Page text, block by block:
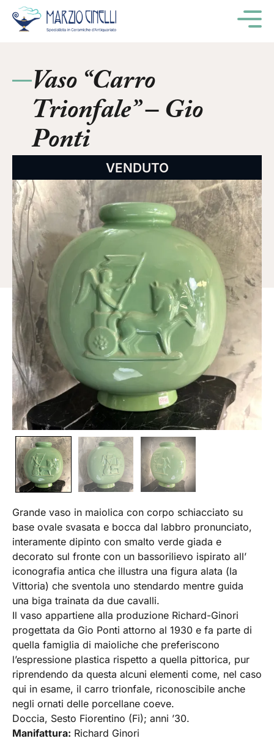
Vaso “Carro
Trionfale” – Gio
Ponti
VENDUTO
Grande vaso in maiolica con corpo schiacciato su
base ovale svasata e bocca dal labbro pronunciato,
interamente dipinto con smalto verde giada e
decorato sul fronte con un bassorilievo ispirato all’
iconografia antica che illustra una figura alata (la
Vittoria) che sventola uno stendardo mentre guida
una biga trainata da due cavalli.
Il vaso appartiene alla produzione Richard-Ginori
progettata da Gio Ponti attorno al 1930 e fa parte di
quella famiglia di maioliche che preferiscono
l’espressione plastica rispetto a quella pittorica, pur
riprendendo da questa alcuni elementi come, nel caso
qui in esame, il carro trionfale, riconoscibile anche
negli ornati delle porcellane coeve.
Doccia, Sesto Fiorentino (Fi); anni ’30.
Manifattura: Richard Ginori